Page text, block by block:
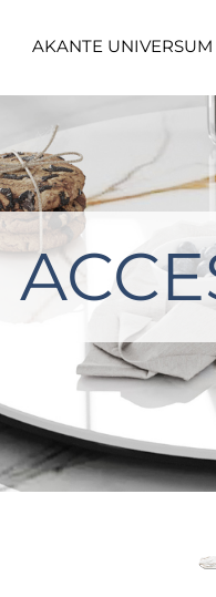
AKANTE UNIVERSUM